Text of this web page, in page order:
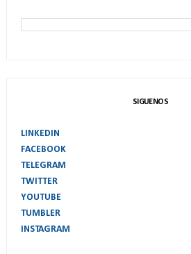
SIGUENOS
LINKEDIN
FACEBOOK
TELEGRAM
TWITTER
YOUTUBE
TUMBLER
INSTAGRAM